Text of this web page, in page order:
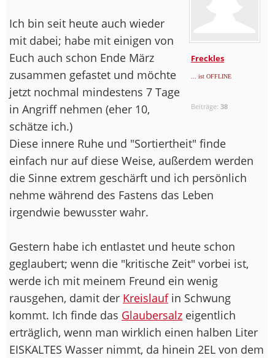
Freckles
... ist OFFLINE
Beiträge:38
Ich bin seit heute auch wieder
mit dabei; habe mit einigen von
Euch auch schon Ende März
zusammen gefastet und möchte
jetzt nochmal mindestens 7 Tage
in Angriff nehmen (eher 10,
schätze ich.)
Diese innere Ruhe und "Sortiertheit" finde
einfach nur auf diese Weise, außerdem werden
die Sinne extrem geschärft und ich persönlich
nehme während des Fastens das Leben
irgendwie bewusster wahr.
Gestern habe ich entlastet und heute schon
geglaubert; wenn die "kritische Zeit" vorbei ist,
werde ich mit meinem Freund ein wenig
rausgehen, damit der Kreislaufin Schwung
kommt. Ich finde das Glaubersalz eigentlich
erträglich, wenn man wirklich einen halben Liter
EISKALTES Wasser nimmt, da hinein 2EL von dem